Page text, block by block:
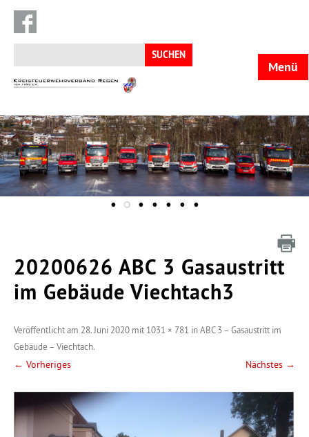
Suchen
nach:
KFV
Menü
20200626 ABC 3 Gasaustritt
im Gebäude Viechtach3
Veröffentlicht am 28. Juni 2020 mit 1031 × 781 inABC 3 – Gasaustritt im
Gebäude – Viechtach.
← Vorheriges Nächstes →